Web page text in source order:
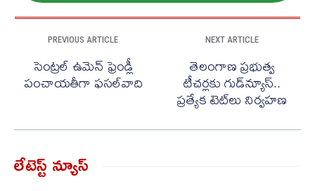
PREVIOUS ARTICLE
సెంట్ర‌ల్ ఉమెన్ ఫ్రెండ్లీ
పంచాయతీగా ఫ‌స‌ల్‌వాది
NEXT ARTICLE
తెలంగాణ ప్రభుత్వ
టీచర్లకు గుడ్‌న్యూస్‌..
ప్రత్యేక టెట్‌లు నిర్వహణ
లేటెస్ట్ న్యూస్‌